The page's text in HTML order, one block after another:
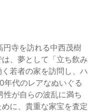
寺を訪れる中西茂樹
、夢として「立ち飲み
若者の家を訪問し、ハ
年代のレアなぬいぐる
が自らの波乱に満ち
に、貴重な家宝を査定